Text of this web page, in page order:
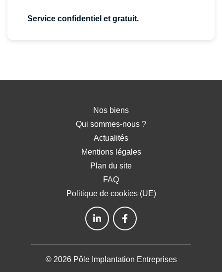
Service confidentiel et gratuit.
Nos biens
Qui sommes-nous ?
Actualités
Mentions légales
Plan du site
FAQ
Politique de cookies (UE)
© 2026 Pôle Implantation Entreprises